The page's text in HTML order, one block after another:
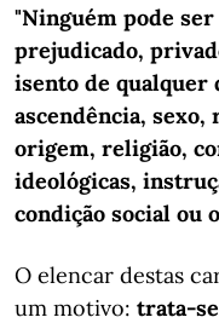
"Ninguém pode
prejudicado,
isento de qualquer
ascendência,
origem, religião,
ideológicas,
condição social ou
O elencar destas
um motivo: trata-